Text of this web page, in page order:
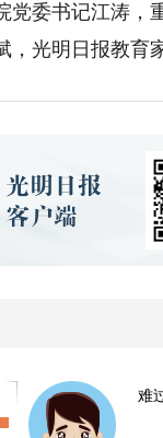
委书记江涛，重
，光明日报教育
难